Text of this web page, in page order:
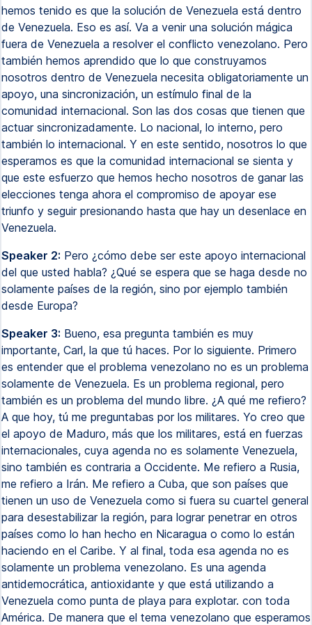
hemos tenido es que la solución de Venezuela está dentro
de Venezuela. Eso es así. Va a venir una solución mágica
fuera de Venezuela a resolver el conflicto venezolano. Pero
también hemos aprendido que lo que construyamos
nosotros dentro de Venezuela necesita obligatoriamente un
apoyo, una sincronización, un estímulo final de la
comunidad internacional. Son las dos cosas que tienen que
actuar sincronizadamente. Lo nacional, lo interno, pero
también lo internacional. Y en este sentido, nosotros lo que
esperamos es que la comunidad internacional se sienta y
que este esfuerzo que hemos hecho nosotros de ganar las
elecciones tenga ahora el compromiso de apoyar ese
triunfo y seguir presionando hasta que hay un desenlace en
Venezuela.
Speaker 2: Pero ¿cómo debe ser este apoyo internacional
del que usted habla? ¿Qué se espera que se haga desde no
solamente países de la región, sino por ejemplo también
desde Europa?
Speaker 3: Bueno, esa pregunta también es muy
importante, Carl, la que tú haces. Por lo siguiente. Primero
es entender que el problema venezolano no es un problema
solamente de Venezuela. Es un problema regional, pero
también es un problema del mundo libre. ¿A qué me refiero?
A que hoy, tú me preguntabas por los militares. Yo creo que
el apoyo de Maduro, más que los militares, está en fuerzas
internacionales, cuya agenda no es solamente Venezuela,
sino también es contraria a Occidente. Me refiero a Rusia,
me refiero a Irán. Me refiero a Cuba, que son países que
tienen un uso de Venezuela como si fuera su cuartel general
para desestabilizar la región, para lograr penetrar en otros
países como lo han hecho en Nicaragua o como lo están
haciendo en el Caribe. Y al final, toda esa agenda no es
solamente un problema venezolano. Es una agenda
antidemocrática, antioxidante y que está utilizando a
Venezuela como punta de playa para explotar. con toda
América. De manera que el tema venezolano que esperamos